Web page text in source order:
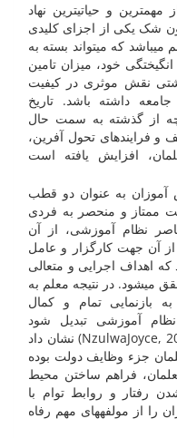
و حیاتی­ترین نهاد
شک یکی از اجزای کلیدی
که می­تواند بسته به
انگیختگی خود، میزان تامین
نقش موثری در کیفیت
داشته باشد. تاریخ
از گذشته به سمت حال
و فرایندهای تحول آفرین،
افزایش یافته است
به عنوان دو قطب
ممتاز و منحصر به فردی
نظام آموزشی، از آن
از آن جهت کارگزار و عامل
اهداف اجرایی و متعالی
می­شود. در نتیجه معلم به
بازنمایی تمام و کمال
آموزشی تبدیل شود
(Ghaderzad and Faraji,2014). (NzulwaJoyce, 2014) نشان داد
جزء وظایف دولت بوده
فراهم ساختن محیط
رفتار و روابط توام با
را از مولفه­های مهم رفاه